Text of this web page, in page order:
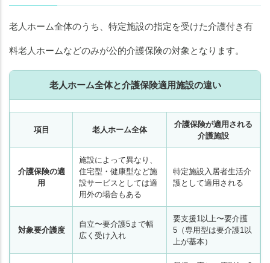
老人ホーム全体のうち、特定施設の指定を受けた介護付き有
料老人ホームなどのみが公的介護保険の対象となります。
老人ホーム全体と介護保険適用施設の違い
項目 老人ホーム全体
介護保険が適用される
介護施設
介護保険の適
用
施設によって異なり、
住宅型・健康型など施
設サービスとしては適
用外の場合もある
特定施設入居者生活介
護として適用される
対象要介護度
自立〜要介護5まで幅
広く受け入れ
要支援1以上〜要介護
5（専用型は要介護1以
上が基本）